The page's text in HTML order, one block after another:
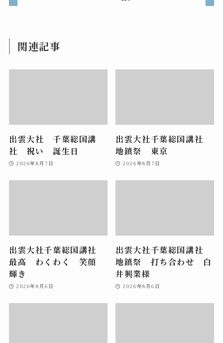
関連記事
出雲大社 千葉総国講
社 祝い 誕生日
2026年8月7日
出雲大社千葉総国講社
地鎮祭 東京
2026年8月7日
出雲大社千葉総国講社
最高 わくわく 笑顔
輝き
2026年8月6日
出雲大社千葉総国講社
地鎮祭 打ち合わせ 白
井興業様
2026年8月6日